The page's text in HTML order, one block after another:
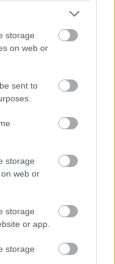
storage
on web or
sent to
storage
web or
storage
or app.
storage